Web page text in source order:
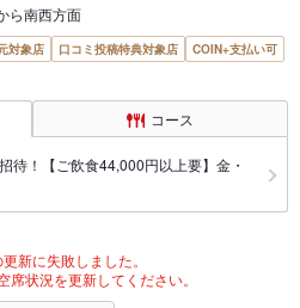
ら南西方面
対象店 口コミ投稿特典対象店
COIN+支払い可
コース
待！【ご飲食44,000円以上要】金・
新に失敗しました。
状況を更新してください。